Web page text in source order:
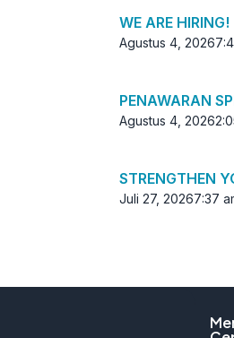
WE ARE HIRING!
Agustus 4, 2026
PENAWARAN
Agustus 4, 2026
STRENGTHEN
Juli 27, 20267:37